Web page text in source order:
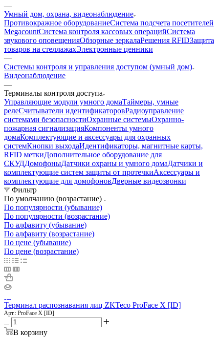
—
Умный дом, охрана, видеонаблюдение
Противокражное оборудованиеСистема подсчета посетителей
MegacountСистема контроля кассовых операцийСистема
звукового оповещенияОбзорные зеркалаРешения RFIDЗащита
товаров на стеллажахЭлектронные ценники
—
Системы контроля и управления доступом (умный дом)
Видеонаблюдение
—
Терминалы контроля доступа
Управляющие модули умного домаТаймеры, умные
релеСчитыватели идентификаторовРадиоуправление
системами безопасностиОхранные системыОхранно-
пожарная сигнализацияКомпоненты умного
домаКомплектующие и аксессуары для охранных
системКнопки выходаИдентификаторы, магнитные карты,
RFID меткиДополнительное оборудование для
СКУДДомофоныДатчики охраны и умного домаДатчики и
комплектующие систем защиты от протечкиАксессуары и
комплектующие для домофоновДверные видеозвонки
Фильтр
По умолчанию (возрастание)
По популярности (убывание)
По популярности (возрастание)
По алфавиту (убывание)
По алфавиту (возрастание)
По цене (убывание)
По цене (возрастание)
Терминал распознавания лиц ZKTeco ProFace X [ID]
Арт.: ProFace X [ID]
В корзину